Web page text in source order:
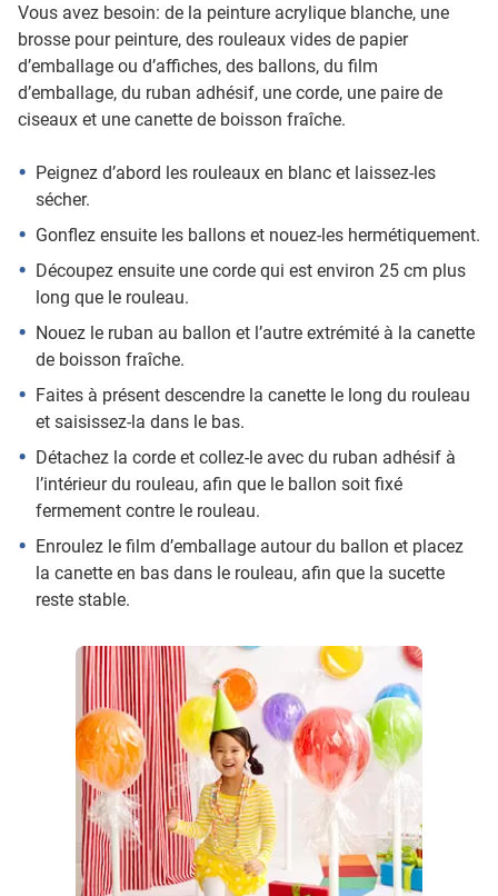
Vous avez besoin: de la peinture acrylique blanche, une
brosse pour peinture, des rouleaux vides de papier
d’emballage ou d’affiches, des ballons, du film
d’emballage, du ruban adhésif, une corde, une paire de
ciseaux et une canette de boisson fraîche.
Peignez d’abord les rouleaux en blanc et laissez-les
sécher.
Gonflez ensuite les ballons et nouez-les hermétiquement.
Découpez ensuite une corde qui est environ 25 cm plus
long que le rouleau.
Nouez le ruban au ballon et l’autre extrémité à la canette
de boisson fraîche.
Faites à présent descendre la canette le long du rouleau
et saisissez-la dans le bas.
Détachez la corde et collez-le avec du ruban adhésif à
l’intérieur du rouleau, afin que le ballon soit fixé
fermement contre le rouleau.
Enroulez le film d’emballage autour du ballon et placez
la canette en bas dans le rouleau, afin que la sucette
reste stable.